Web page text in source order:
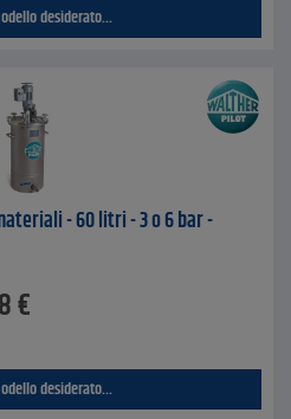
desiderato...
- 60 litri - 3 o 6 bar -
€
desiderato...